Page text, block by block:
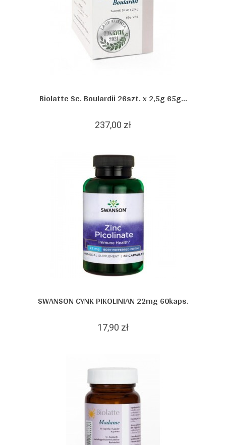
Biolatte Sc. Boulardii 26szt. x 2,5g 65g...
237,00 zł
SWANSON CYNK PIKOLINIAN 22mg 60kaps.
17,90 zł